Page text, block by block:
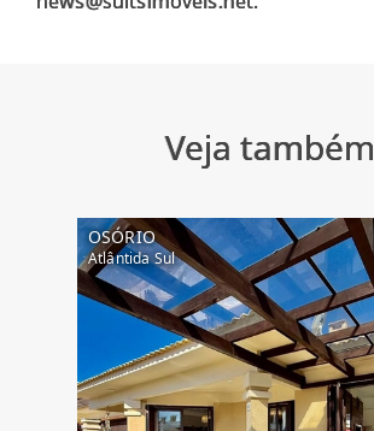
Veja também
OSÓRIO
Atlântida Sul